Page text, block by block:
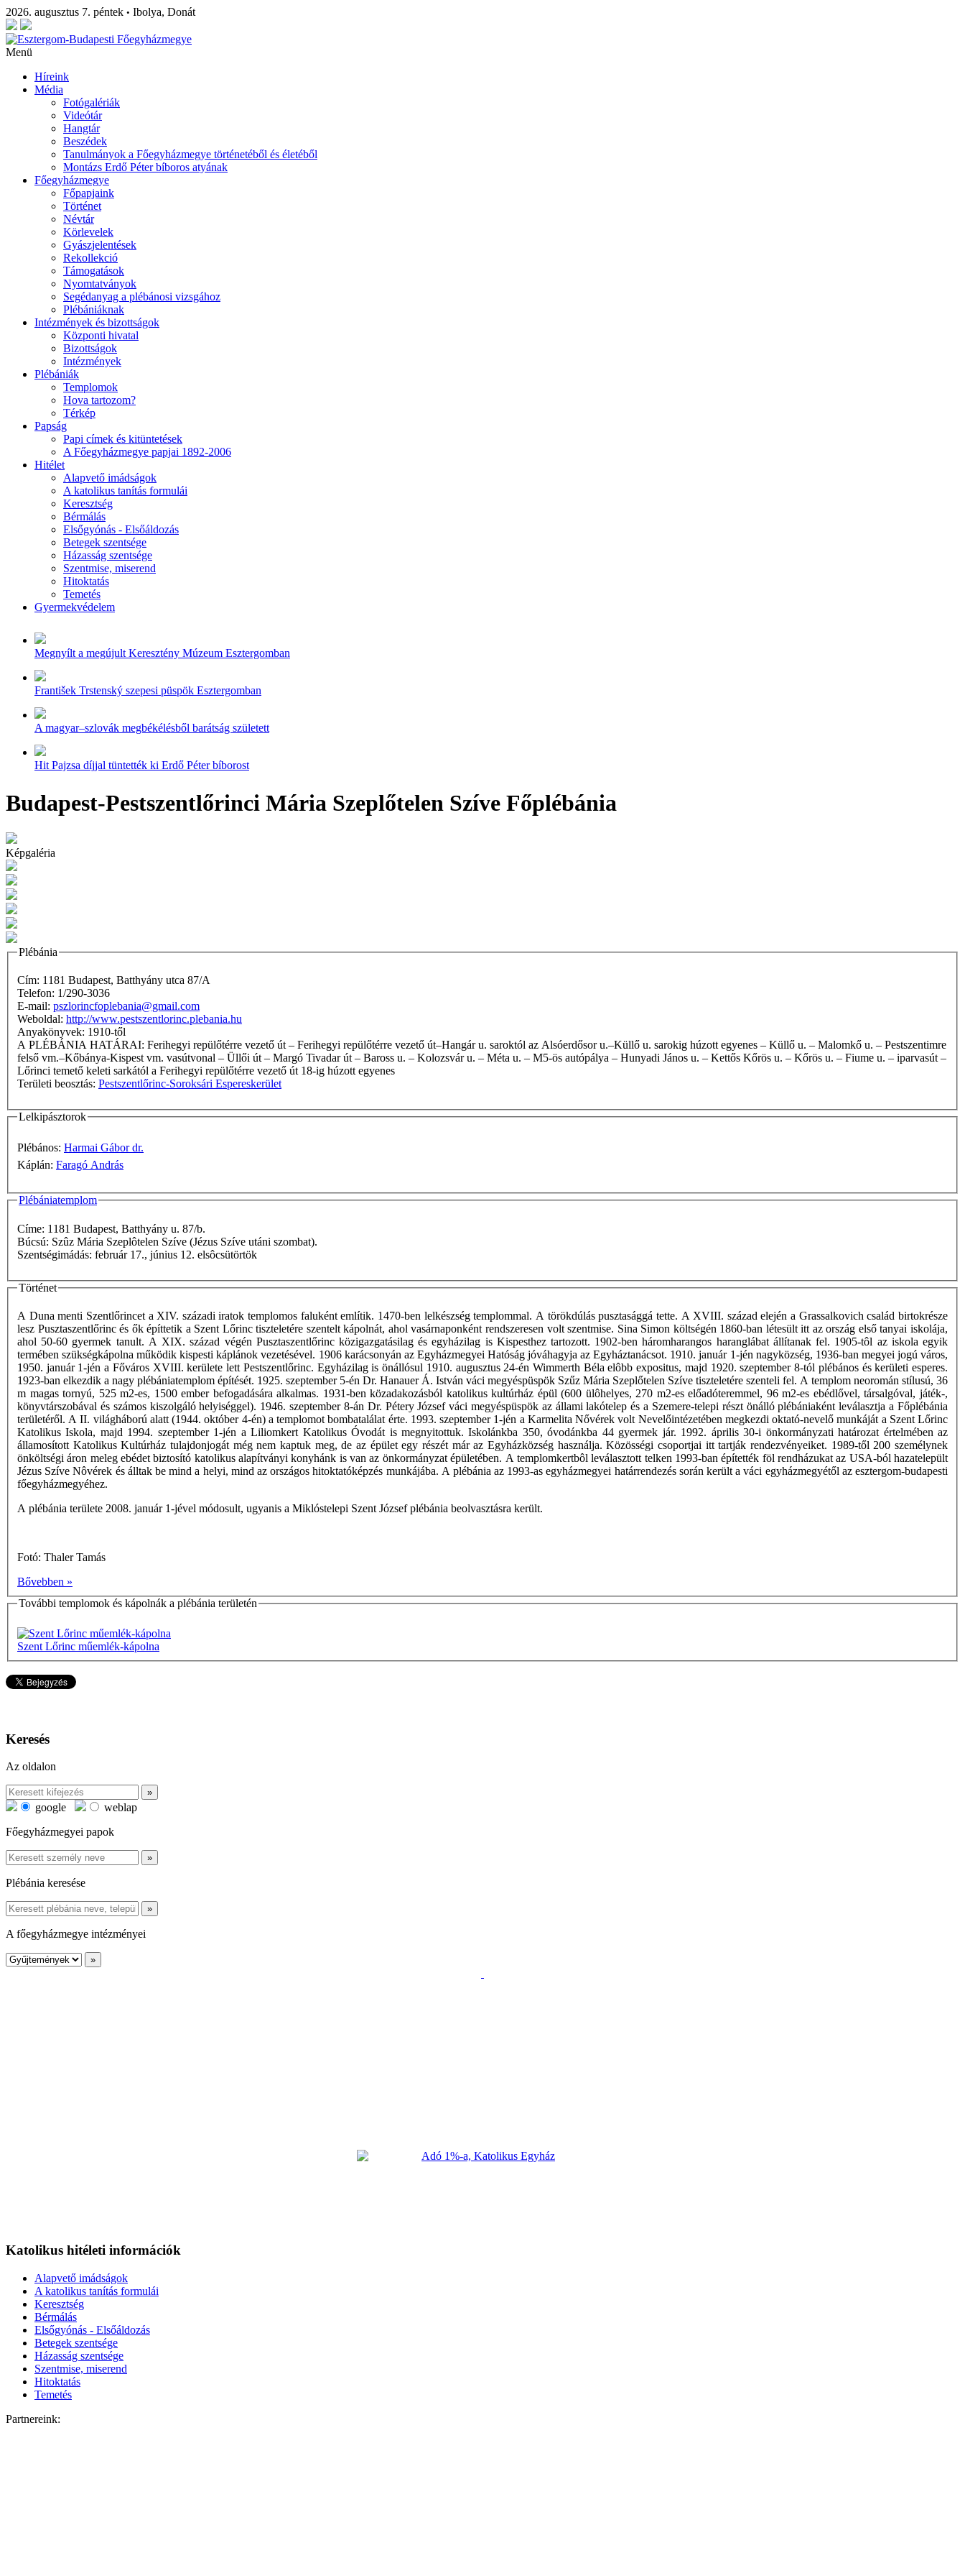
2026. augusztus 7. péntek • Ibolya, Donát
Menü
Híreink
Média
Fotógalériák
Videótár
Hangtár
Beszédek
Tanulmányok a Főegyházmegye történetéből és életéből
Montázs Erdő Péter bíboros atyának
Főegyházmegye
Főpapjaink
Történet
Névtár
Körlevelek
Gyászjelentések
Rekollekció
Támogatások
Nyomtatványok
Segédanyag a plébánosi vizsgához
Plébániáknak
Intézmények és bizottságok
Központi hivatal
Bizottságok
Intézmények
Plébániák
Templomok
Hova tartozom?
Térkép
Papság
Papi címek és kitüntetések
A Főegyházmegye papjai 1892-2006
Hitélet
Alapvető imádságok
A katolikus tanítás formulái
Keresztség
Bérmálás
Elsőgyónás - Elsőáldozás
Betegek szentsége
Házasság szentsége
Szentmise, miserend
Hitoktatás
Temetés
Gyermekvédelem
Megnyílt a megújult Keresztény Múzeum Esztergomban
František Trstenský szepesi püspök Esztergomban
A magyar–szlovák megbékélésből barátság született
Hit Pajzsa díjjal tüntették ki Erdő Péter bíborost
Budapest-Pestszentlőrinci Mária Szeplőtelen Szíve Főplébánia
Képgaléria
Plébánia
Cím: 1181 Budapest, Batthyány utca 87/A
Telefon: 1/290-3036
E-mail: pszlorincfoplebania@gmail.com
Weboldal: http://www.pestszentlorinc.plebania.hu
Anyakönyvek: 1910-től
A PLÉBÁNIA HATÁRAI: Ferihegyi repülőtérre vezető út – Ferihegyi repülőtérre vezető út–Hangár u. saroktól az Alsóerdősor u.–Küllő u. sarokig húzott egyenes – Küllő u. – Malomkő u. – Pestszentimre
felső vm.–Kőbánya-Kispest vm. vasútvonal – Üllői út – Margó Tivadar út – Baross u. – Kolozsvár u. – Méta u. – M5-ös autópálya – Hunyadi János u. – Kettős Kőrös u. – Kőrös u. – Fiume u. – iparvasút –
Lőrinci temető keleti sarkától a Ferihegyi repülőtérre vezető út 18-ig húzott egyenes
Területi beosztás: Pestszentlőrinc-Soroksári Espereskerület
Lelkipásztorok
Plébános: Harmai Gábor dr.
Káplán: Faragó András
Plébániatemplom
Címe: 1181 Budapest, Batthyány u. 87/b.
Búcsú: Szûz Mária Szeplôtelen Szíve (Jézus Szíve utáni szombat).
Szentségimádás: február 17., június 12. elsôcsütörtök
Történet
A Duna menti Szentlőrincet a XIV. századi iratok templomos faluként említik. 1470-ben lelkészség templommal. A törökdúlás pusztasággá tette. A XVIII. század elején a Grassalkovich család birtokrésze
lesz Pusztaszentlőrinc és ők építtetik a Szent Lőrinc tiszteletére szentelt kápolnát, ahol vasárnaponként rendszeresen volt szentmise. Sina Simon költségén 1860-ban létesült itt az ország első tanyai iskolája,
ahol 50-60 gyermek tanult. A XIX. század végén Pusztaszentlőrinc közigazgatásilag és egyházilag is Kispesthez tartozott. 1902-ben háromharangos haranglábat állítanak fel. 1905-tôl az iskola egyik
termében szükségkápolna működik kispesti káplánok vezetésével. 1906 karácsonyán az Egyházmegyei Hatóság jóváhagyja az Egyháztanácsot. 1910. január 1-jén nagyközség, 1936-ban megyei jogú város,
1950. január 1-jén a Főváros XVIII. kerülete lett Pestszentlőrinc. Egyházilag is önállósul 1910. augusztus 24-én Wimmerth Béla elôbb expositus, majd 1920. szeptember 8-tól plébános és kerületi esperes.
1923-ban elkezdik a nagy plébániatemplom építését. 1925. szeptember 5-én Dr. Hanauer Á. István váci megyéspüspök Szűz Mária Szeplőtelen Szíve tiszteletére szenteli fel. A templom neoromán stílusú, 36
m magas tornyú, 525 m2-es, 1500 ember befogadására alkalmas. 1931-ben közadakozásból katolikus kultúrház épül (600 ülôhelyes, 270 m2-es előadóteremmel, 96 m2-es ebédlővel, társalgóval, játék-,
könyvtárszobával és számos kiszolgáló helyiséggel). 1946. szeptember 8-án Dr. Pétery József váci megyéspüspök az állami lakótelep és a Szemere-telepi részt önálló plébániaként leválasztja a Főplébánia
területéről. A II. világháború alatt (1944. október 4-én) a templomot bombatalálat érte. 1993. szeptember 1-jén a Karmelita Nővérek volt Nevelőintézetében megkezdi oktató-nevelő munkáját a Szent Lőrinc
Katolikus Iskola, majd 1994. szeptember 1-jén a Liliomkert Katolikus Óvodát is megnyitottuk. Iskolánkba 350, óvodánkba 44 gyermek jár. 1992. április 30-i önkormányzati határozat értelmében az
államosított Katolikus Kultúrház tulajdonjogát még nem kaptuk meg, de az épület egy részét már az Egyházközség használja. Közösségi csoportjai itt tartják rendezvényeiket. 1989-től 200 személynek
önköltségi áron meleg ebédet biztosító katolikus alapítványi konyhánk is van az önkormányzat épületében. A templomkertbôl leválasztott telken 1993-ban építették föl rendházukat az USA-ból hazatelepült
Jézus Szíve Nôvérek és álltak be mind a helyi, mind az országos hitoktatóképzés munkájába. A plébánia az 1993-as egyházmegyei határrendezés során került a váci egyházmegyétől az esztergom-budapesti
főegyházmegyéhez.
A plébánia területe 2008. január 1-jével módosult, ugyanis a Miklóstelepi Szent József plébánia beolvasztásra került.
Fotó: Thaler Tamás
Bővebben »
További templomok és kápolnák a plébánia területén
Szent Lőrinc műemlék-kápolna
Keresés
Az oldalon
google
weblap
Főegyházmegyei papok
Plébánia keresése
A főegyházmegye intézményei
Katolikus hitéleti információk
Alapvető imádságok
A katolikus tanítás formulái
Keresztség
Bérmálás
Elsőgyónás - Elsőáldozás
Betegek szentsége
Házasság szentsége
Szentmise, miserend
Hitoktatás
Temetés
Partnereink: